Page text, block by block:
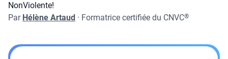
NonViolente!
Par Hélène Artaud · Formatrice certifiée du CNVC®